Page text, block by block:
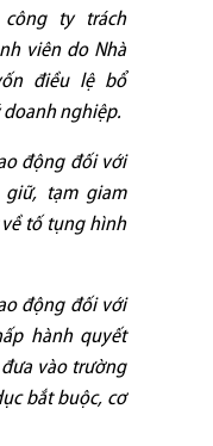
ty trách
viên do Nhà
điều lệ bổ
nghiệp.
động đối với
tạm giam
tố tụng hình
động đối với
hành quyết
vào trường
bắt buộc, cơ